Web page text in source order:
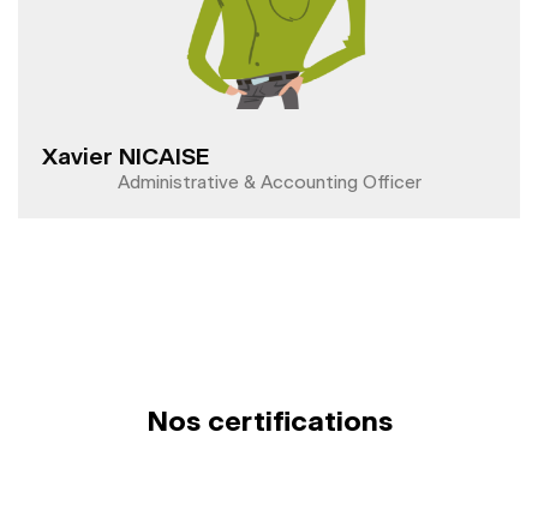
Xavier NICAISE
Administrative & Accounting Officer
Nos certifications